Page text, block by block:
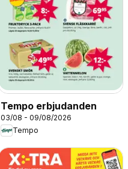
Tempo erbjudanden
03/08 - 09/08/2026
Tempo